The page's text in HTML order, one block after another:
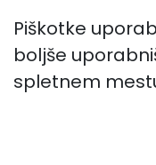
Piškotke
boljše
spletnem